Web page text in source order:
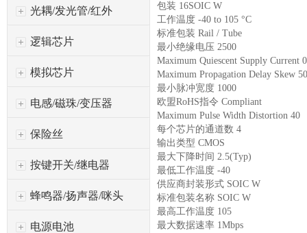
光耦/发光管/红外
逻辑芯片
模拟芯片
电感/磁珠/变压器
保险丝
按键开关/继电器
蜂鸣器/扬声器/咪头
电源电池
包装 16SOIC W
工作温度 -40 to 105 °C
标准包装 Rail / Tube
最小绝缘电压 2500
Maximum Quiescent Supply Current
Maximum Propagation Delay Skew
最小脉冲宽度 1000
欧盟RoHS指令 Compliant
Maximum Pulse Width Distortion 40
每个芯片的通道数 4
输出类型 CMOS
最大下降时间 2.5(Typ)
最低工作温度 -40
供应商封装形式 SOIC W
标准包装名称 SOIC W
最高工作温度 105
最大数据速率 1Mbps